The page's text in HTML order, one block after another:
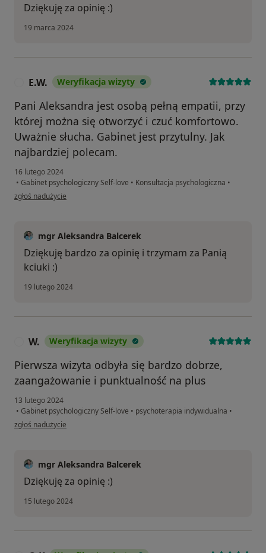
Dziękuję za opinię :)
19 marca 2024
E.W. Weryfikacja wizyty
Pani Aleksandra jest osobą pełną empatii, przy
której można się otworzyć i czuć komfortowo.
Uważnie słucha. Gabinet jest przytulny. Jak
najbardziej polecam.
16 lutego 2024
• Gabinet psychologiczny Self-love • Konsultacja psychologiczna •
w opinii użytkownika E.W.
zgłoś nadużycie
mgr Aleksandra Balcerek
Dziękuję bardzo za opinię i trzymam za Panią
kciuki :)
19 lutego 2024
W. Weryfikacja wizyty
Pierwsza wizyta odbyła się bardzo dobrze,
zaangażowanie i punktualność na plus
13 lutego 2024
• Gabinet psychologiczny Self-love • psychoterapia indywidualna •
w opinii użytkownika W.
zgłoś nadużycie
mgr Aleksandra Balcerek
Dziękuję za opinię :)
15 lutego 2024